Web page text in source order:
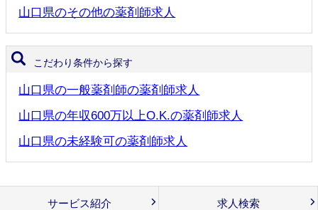
山口県のその他の薬剤師求人
こだわり条件から探す
山口県の一般薬剤師の薬剤師求人
山口県の年収600万以上O.K.の薬剤師求人
山口県の未経験可の薬剤師求人
サービス紹介 求人検索